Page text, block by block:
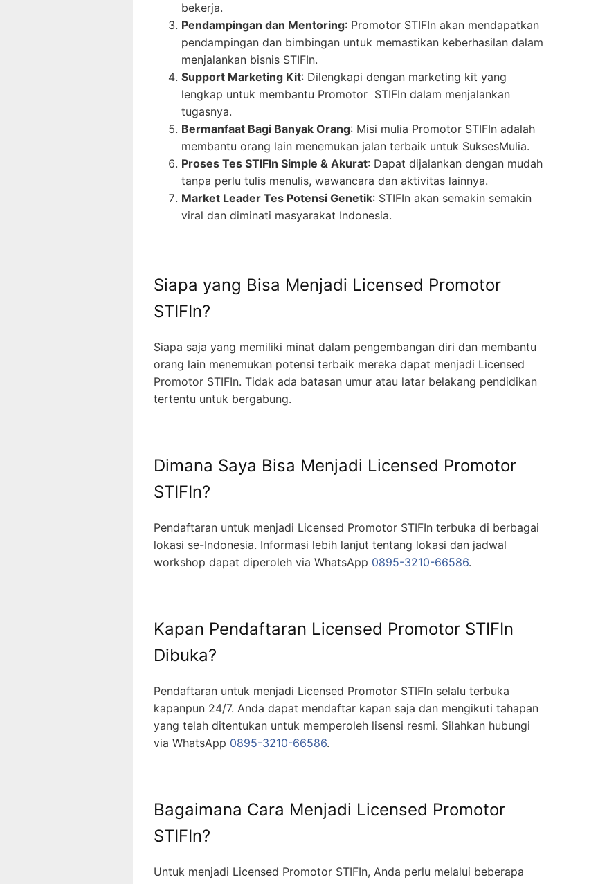
bekerja.
Pendampingan dan Mentoring: Promotor STIFIn akan mendapatkan
pendampingan dan bimbingan untuk memastikan keberhasilan dalam
menjalankan bisnis STIFIn.
Support Marketing Kit: Dilengkapi dengan marketing kit yang
lengkap untuk membantu Promotor STIFIn dalam menjalankan
tugasnya.
Bermanfaat Bagi Banyak Orang: Misi mulia Promotor STIFIn adalah
membantu orang lain menemukan jalan terbaik untuk SuksesMulia.
Proses Tes STIFIn Simple & Akurat: Dapat dijalankan dengan mudah
tanpa perlu tulis menulis, wawancara dan aktivitas lainnya.
Market Leader Tes Potensi Genetik: STIFIn akan semakin semakin
viral dan diminati masyarakat Indonesia.
Siapa yang Bisa Menjadi Licensed Promotor
STIFIn?
Siapa saja yang memiliki minat dalam pengembangan diri dan membantu
orang lain menemukan potensi terbaik mereka dapat menjadi Licensed
Promotor STIFIn. Tidak ada batasan umur atau latar belakang pendidikan
tertentu untuk bergabung.
Dimana Saya Bisa Menjadi Licensed Promotor
STIFIn?
Pendaftaran untuk menjadi Licensed Promotor STIFIn terbuka di berbagai
lokasi se-Indonesia. Informasi lebih lanjut tentang lokasi dan jadwal
workshop dapat diperoleh via WhatsApp 0895-3210-66586.
Kapan Pendaftaran Licensed Promotor STIFIn
Dibuka?
Pendaftaran untuk menjadi Licensed Promotor STIFIn selalu terbuka
kapanpun 24/7. Anda dapat mendaftar kapan saja dan mengikuti tahapan
yang telah ditentukan untuk memperoleh lisensi resmi. Silahkan hubungi
via WhatsApp 0895-3210-66586.
Bagaimana Cara Menjadi Licensed Promotor
STIFIn?
Untuk menjadi Licensed Promotor STIFIn, Anda perlu melalui beberapa